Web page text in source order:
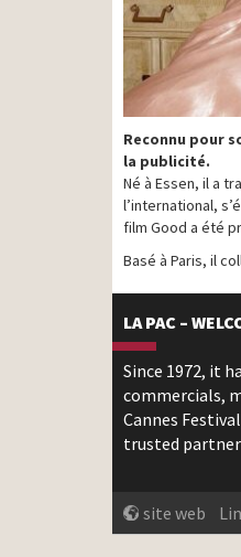
Reconnu pour
la publicité.
Né à Essen, il a
l’international,
film Good a été
Basé à Paris, il
LA PAC –
Since 1972, it
commercials,
Cannes
trusted partner
site web